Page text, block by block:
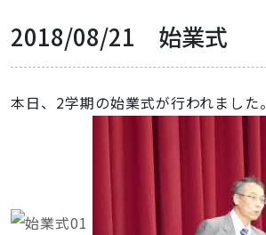
2018/08/21 始業式
本日、2学期の始業式が行われました。